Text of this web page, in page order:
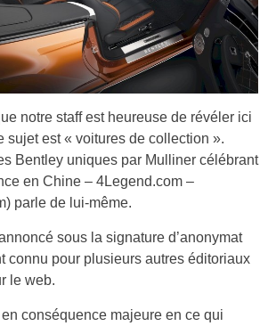
notre staff est heureuse de révéler ici
sujet est « voitures de collection ».
Bentley uniques par Mulliner célébrant
en Chine – 4Legend.com –
parle de lui-même.
sous la signature d’anonymat
connu pour plusieurs autres éditoriaux
le web.
conséquence majeure en ce qui